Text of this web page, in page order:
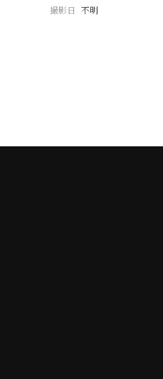
撮影日 不明